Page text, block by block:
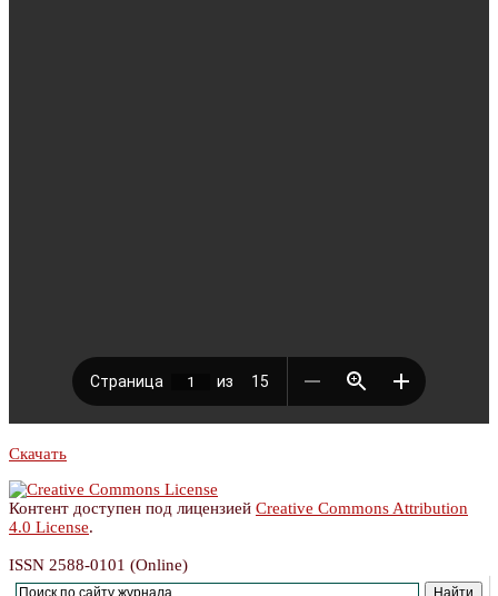
Скачать
Контент доступен под лицензией Creative Commons Attribution
4.0 License.
ISSN 2588-0101 (Online)